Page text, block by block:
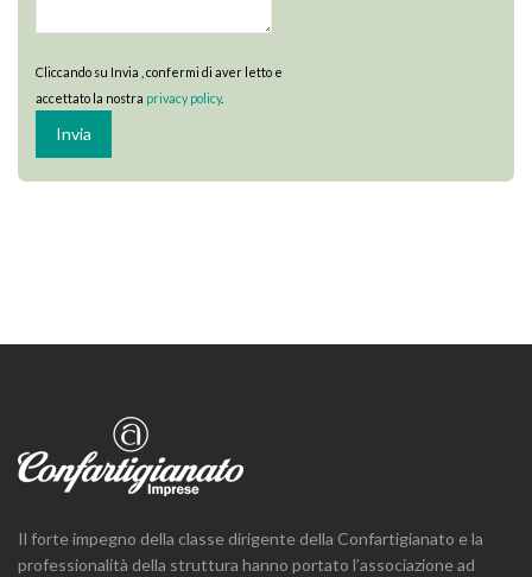
Cliccando su Invia , confermi di aver letto e
accettato la nostra privacy policy.
Il forte impegno della classe dirigente della Confartigianato e la
professionalità della struttura hanno portato l’associazione ad